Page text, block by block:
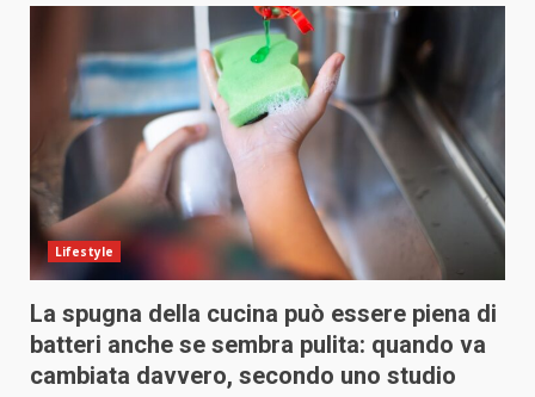
Lifestyle
La spugna della cucina può essere piena di
batteri anche se sembra pulita: quando va
cambiata davvero, secondo uno studio